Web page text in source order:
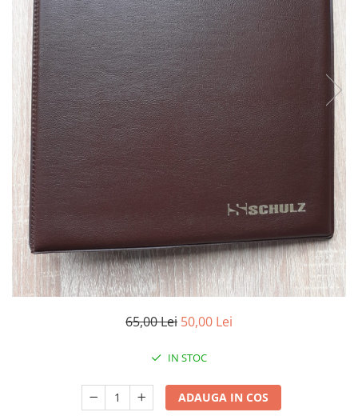
Tavite stocare si expunere
Monede straine
Monede Africa
Monede America
Monede Asia
Monede Australia si Oceania
Monede Euro, Eurocenti
Monede Europa
Bancnote
Bancnote Romania
Accesorii colectie bancnote
Albume cu folii pentru stocare
bancnote
Bibliorafturi
Folii tip poseta, pentru bancnote,
65,00 Lei 50,00 Lei
IN STOC
ADAUGA IN COS